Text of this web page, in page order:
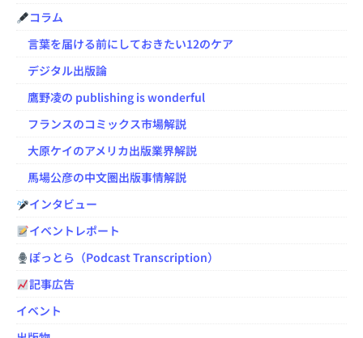
コラム
言葉を届ける前にしておきたい12のケア
デジタル出版論
鷹野凌の publishing is wonderful
フランスのコミックス市場解説
大原ケイのアメリカ出版業界解説
馬場公彦の中文圏出版事情解説
インタビュー
イベントレポート
ぽっとら（Podcast Transcription）
記事広告
イベント